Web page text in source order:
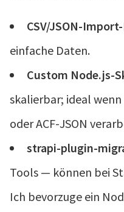
CSV/JSON-
einfache Daten.
Custom Node.js-
skalierbar; ideal
oder ACF-JSON
strapi-plugin-
Tools — können bei
Ich bevorzuge ein